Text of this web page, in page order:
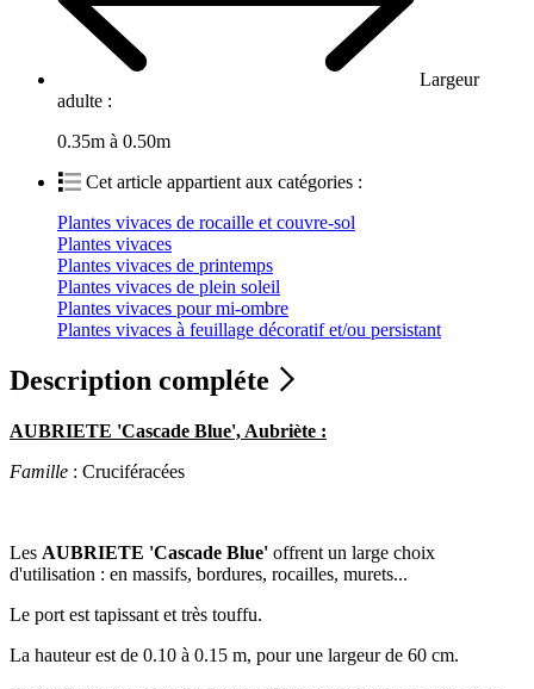
Largeur
adulte :
0.35m à 0.50m
Cet article appartient aux catégories :
Plantes vivaces de rocaille et couvre-sol
Plantes vivaces
Plantes vivaces de printemps
Plantes vivaces de plein soleil
Plantes vivaces pour mi-ombre
Plantes vivaces à feuillage décoratif et/ou persistant
Description compléte
AUBRIETE 'Cascade Blue', Aubriète :
Famille : Cruciféracées
Les AUBRIETE 'Cascade Blue' offrent un large choix
d'utilisation : en massifs, bordures, rocailles, murets...
Le port est tapissant et très touffu.
La hauteur est de 0.10 à 0.15 m, pour une largeur de 60 cm.